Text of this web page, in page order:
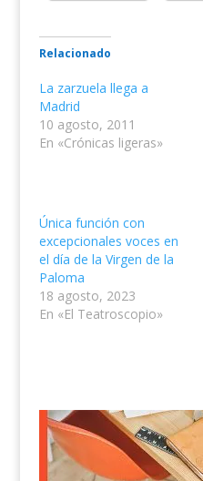
Relacionado
La zarzuela llega a
Madrid
10 agosto, 2011
En «Crónicas ligeras»
Única función con
excepcionales voces en
el día de la Virgen de la
Paloma
18 agosto, 2023
En «El Teatroscopio»